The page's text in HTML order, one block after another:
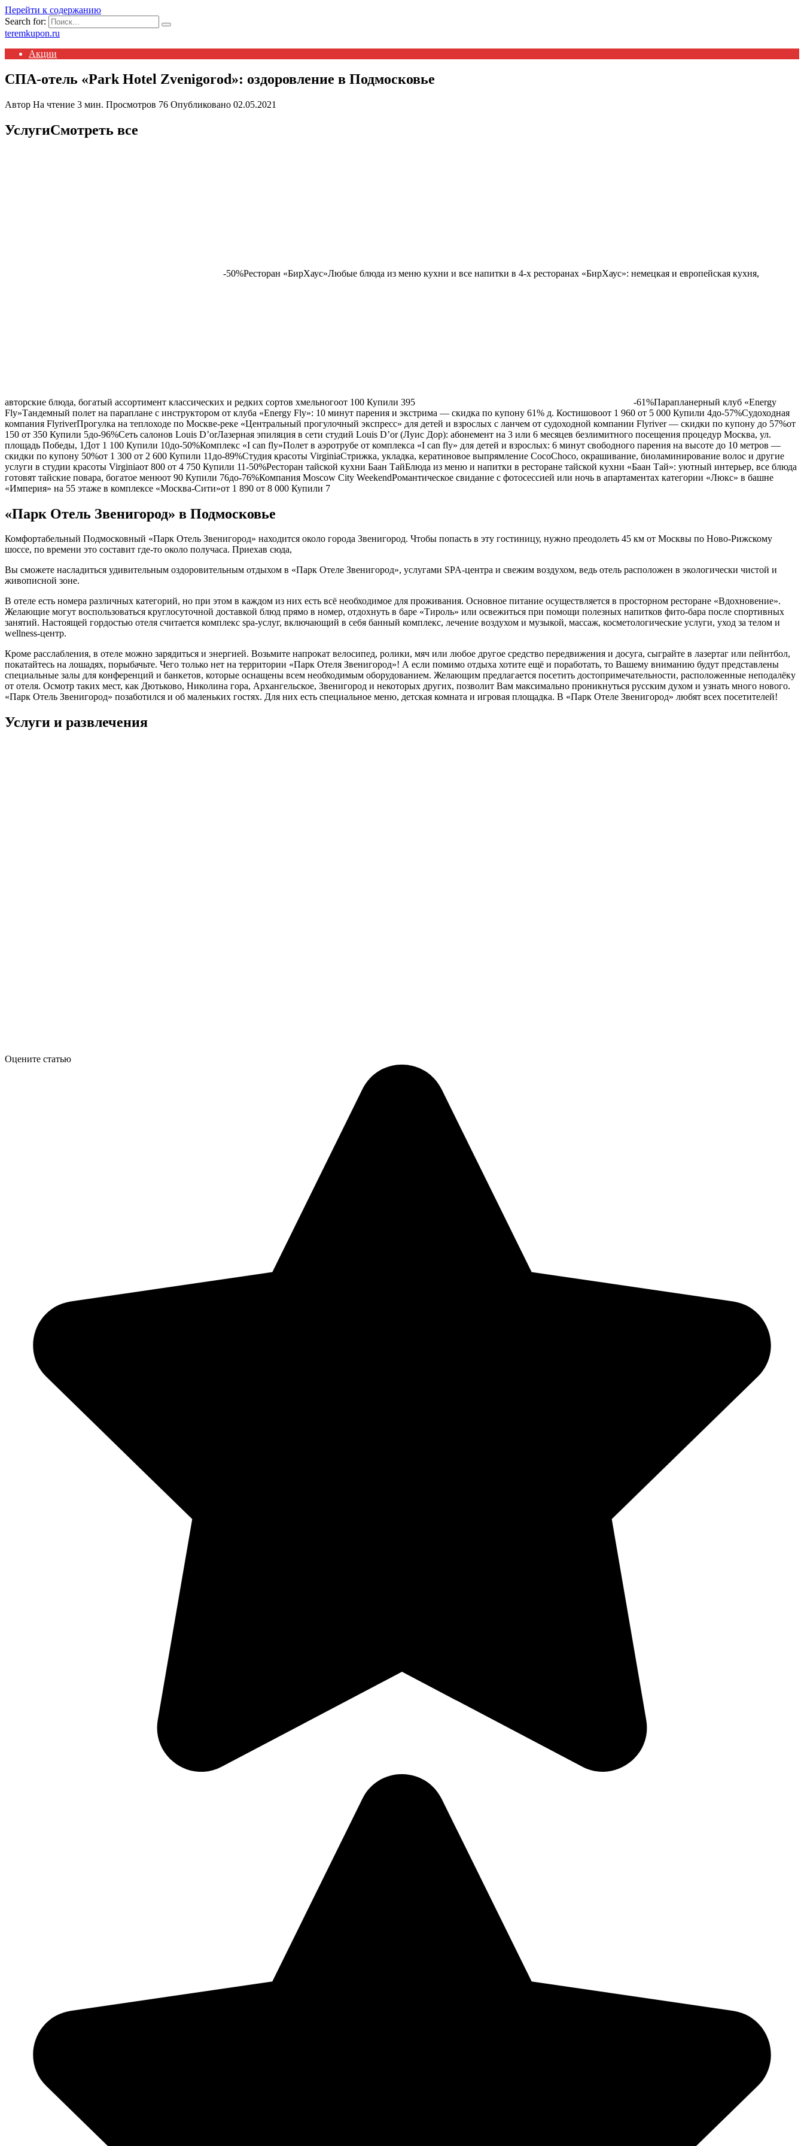
Перейти к содержанию
Search for:
teremkupon.ru
Акции
СПА-отель «Park Hotel Zvenigorod»: оздоровление в Подмосковье
Автор На чтение 3 мин. Просмотров 76 Опубликовано 02.05.2021
УслугиСмотреть все
-50%Ресторан «БирХаус»Любые блюда из меню кухни и все напитки в 4-х ресторанах «БирХаус»: немецкая и европейская кухня,
авторские блюда, богатый ассортимент классических и редких сортов хмельногоот 100 Купили 395
-61%Парапланерный клуб «Energy
Fly»Тандемный полет на параплане с инструктором от клуба «Energy Fly»: 10 минут парения и экстрима — скидка по купону 61% д. Костишовоот 1 960 от 5 000 Купили 4до-57%Судоходная
компания FlyriverПрогулка на теплоходе по Москве-реке «Центральный прогулочный экспресс» для детей и взрослых с ланчем от судоходной компании Flyriver — скидки по купону до 57%от
150 от 350 Купили 5до-96%Сеть салонов Louis D’orЛазерная эпиляция в сети студий Louis D’or (Луис Дор): абонемент на 3 или 6 месяцев безлимитного посещения процедур Москва, ул.
площадь Победы, 1Дот 1 100 Купили 10до-50%Комплекс «I can fly»Полет в аэротрубе от комплекса «I can fly» для детей и взрослых: 6 минут свободного парения на высоте до 10 метров —
скидки по купону 50%от 1 300 от 2 600 Купили 11 до-89%Cтудия красоты VirginiaСтрижка, укладка, кератиновое выпрямление CocoChoco, окрашивание, биоламинирование волос и другие
услуги в студии красоты Virginiaот 800 от 4 750 Купили 11-50%Ресторан тайской кухни Баан ТайБлюда из меню и напитки в ресторане тайской кухни «Баан Тай»: уютный интерьер, все блюда
готовят тайские повара, богатое менюот 90 Купили 76до-76%Компания Moscow City WeekendРомантическое свидание с фотосессией или ночь в апартаментах категории «Люкс» в башне
«Империя» на 55 этаже в комплексе «Москва-Сити»от 1 890 от 8 000 Купили 7
«Парк Отель Звенигород» в Подмосковье
Комфортабельный Подмосковный «Парк Отель Звенигород» находится около города Звенигород. Чтобы попасть в эту гостиницу, нужно преодолеть 45 км от Москвы по Ново-Рижскому
шоссе, по времени это составит где-то около получаса. Приехав сюда,
Вы сможете насладиться удивительным оздоровительным отдыхом в «Парк Отеле Звенигород», услугами SPA-центра и свежим воздухом, ведь отель расположен в экологически чистой и
живописной зоне.
В отеле есть номера различных категорий, но при этом в каждом из них есть всё необходимое для проживания. Основное питание осуществляется в просторном ресторане «Вдохновение».
Желающие могут воспользоваться круглосуточной доставкой блюд прямо в номер, отдохнуть в баре «Тироль» или освежиться при помощи полезных напитков фито-бара после спортивных
занятий. Настоящей гордостью отеля считается комплекс spa-услуг, включающий в себя банный комплекс, лечение воздухом и музыкой, массаж, косметологические услуги, уход за телом и
wellness-центр.
Кроме расслабления, в отеле можно зарядиться и энергией. Возьмите напрокат велосипед, ролики, мяч или любое другое средство передвижения и досуга, сыграйте в лазертаг или пейнтбол,
покатайтесь на лошадях, порыбачьте. Чего только нет на территории «Парк Отеля Звенигород»! А если помимо отдыха хотите ещё и поработать, то Вашему вниманию будут представлены
специальные залы для конференций и банкетов, которые оснащены всем необходимым оборудованием. Желающим предлагается посетить достопримечательности, расположенные неподалёку
от отеля. Осмотр таких мест, как Дютьково, Николина гора, Архангельское, Звенигород и некоторых других, позволит Вам максимально проникнуться русским духом и узнать много нового.
«Парк Отель Звенигород» позаботился и об маленьких гостях. Для них есть специальное меню, детская комната и игровая площадка. В «Парк Отеле Звенигород» любят всех посетителей!
Услуги и развлечения
Оцените статью